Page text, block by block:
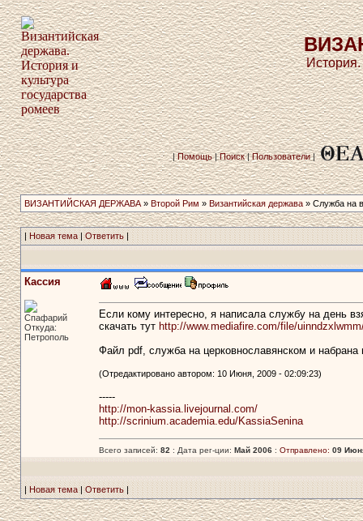
|Помощь|Поиск|Пользователи|
ВИЗАНТИЙСКАЯ ДЕРЖАВА» Второй Рим » Византийская держава» Служба на
| Новая тема|Ответить|
Кассия
Спафарий
Откуда:
Петрополь
Если кому интересно, я написала службу на день
скачать тут http://www.mediafire.com/file/
Файл pdf, служба на церковнославянском и
(Отредактировано автором: 10 Июня, 2009 - 02:09:23)
-----
http://mon-kassia.livejournal.com/
http://scrinium.academia.edu/KassiaSenina
Всего записей: 82 : Дата рег-ции: Май 2006: Отправлено: 09
| Новая тема|Ответить|